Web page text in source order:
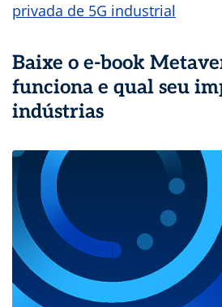
privada de 5G industrial
Baixe o e-book
funciona e qual seu
indústrias